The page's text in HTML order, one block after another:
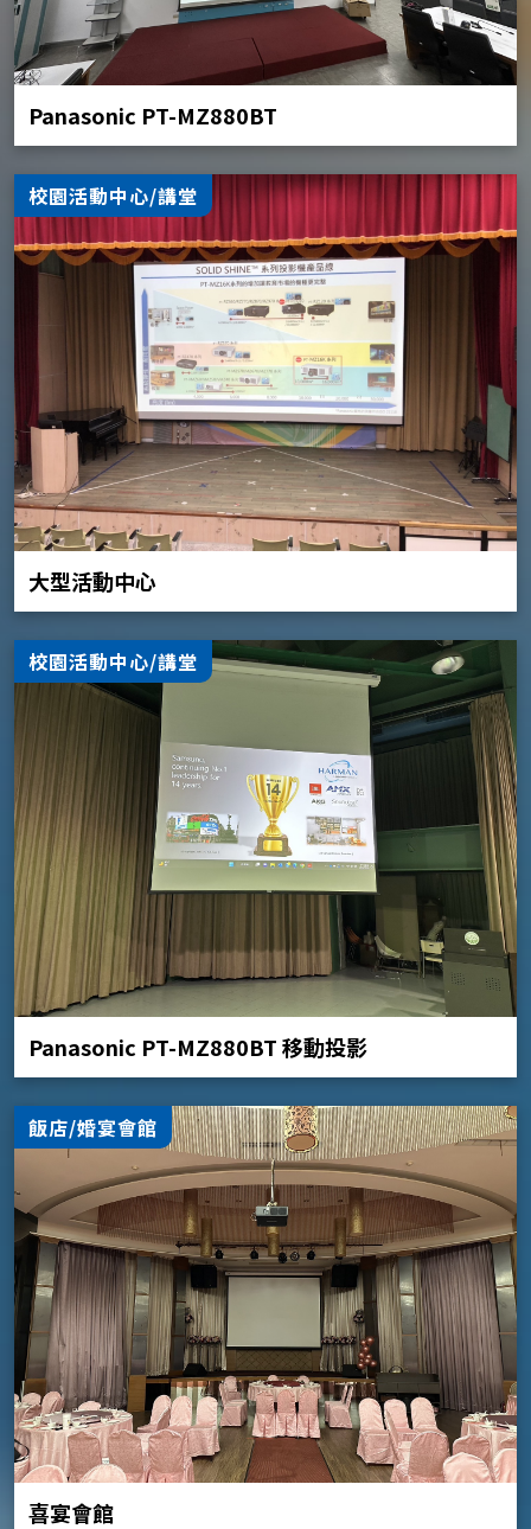
Panasonic PT-MZ880BT
校園活動中心/講堂
大型活動中心
校園活動中心/講堂
Panasonic PT-MZ880BT 移動投影
飯店/婚宴會館
喜宴會館